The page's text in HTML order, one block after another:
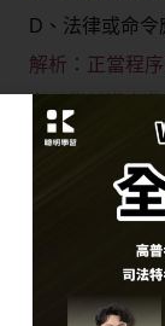
D、法律或命
解析： 正當程
題目10：有
案權之敘述
A、預算案僅
B、行政院可